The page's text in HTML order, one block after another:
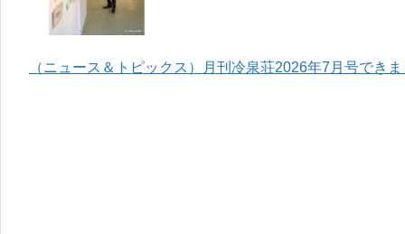
（ニュース＆トピックス）月刊冷泉荘2026年7月号でき